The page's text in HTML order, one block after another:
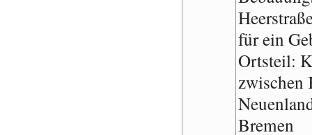
für ein
Ortsteil:
zwischen
Bremen